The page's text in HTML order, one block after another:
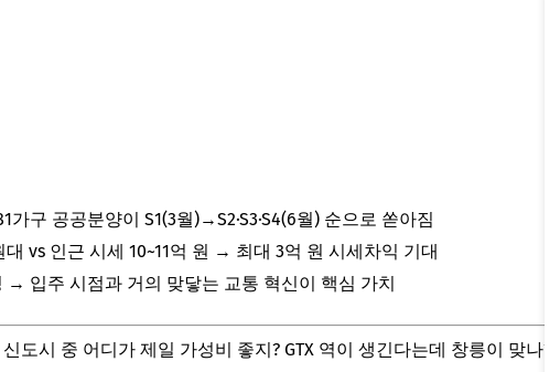
구 공공분양이 S1(3월)→S2·S3·S4(6월) 순으로 쏟아짐
vs 인근 시세 10~11억 원 → 최대 3억 원 시세차익 기대
→ 입주 시점과 거의 맞닿는 교통 혁신이 핵심 가치
도시 중 어디가 제일 가성비 좋지? GTX 역이 생긴다는데 창릉이 맞나?"